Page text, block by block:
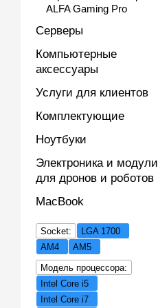
ALFA Gaming Pro
Серверы
Компьютерные
аксессуары
Услуги для клиентов
Комплектующие
Ноутбуки
Электроника и модули
для дронов и роботов
MacBook
Socket:
LGA 1700
AM4
AM5
Модель процессора:
Intel Core i5
Intel Core i7